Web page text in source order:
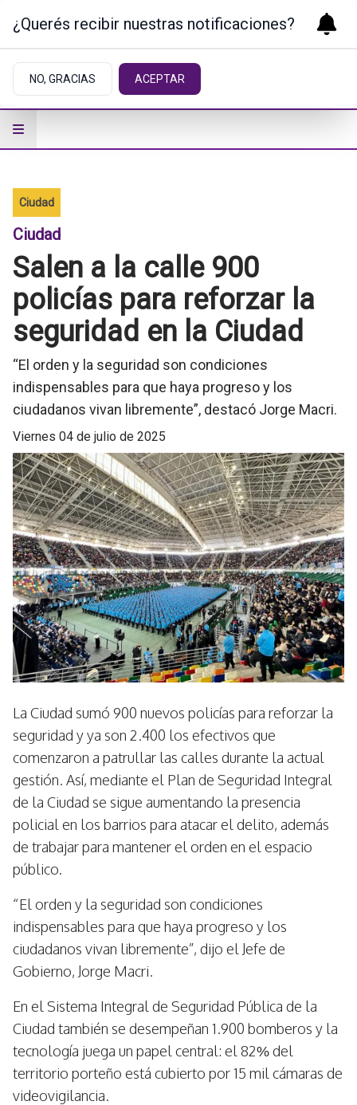
Ciudad
Ciudad
Salen a la calle 900
policías para reforzar la
seguridad en la Ciudad
“El orden y la seguridad son condiciones
indispensables para que haya progreso y los
ciudadanos vivan libremente”, destacó Jorge Macri.
viernes 04 de julio de 2025
La Ciudad sumó 900 nuevos policías para reforzar la
seguridad y ya son 2.400 los efectivos que
comenzaron a patrullar las calles durante la actual
gestión. Así, mediante el Plan de Seguridad Integral
de la Ciudad se sigue aumentando la presencia
policial en los barrios para atacar el delito, además
de trabajar para mantener el orden en el espacio
público.
“El orden y la seguridad son condiciones
indispensables para que haya progreso y los
ciudadanos vivan libremente”, dijo el Jefe de
Gobierno, Jorge Macri.
En el Sistema Integral de Seguridad Pública de la
Ciudad también se desempeñan 1.900 bomberos y la
tecnología juega un papel central: el 82% del
territorio porteño está cubierto por 15 mil cámaras de
videovigilancia.
¿Querés recibir nuestras notificaciones?
NO, GRACIAS ACEPTAR